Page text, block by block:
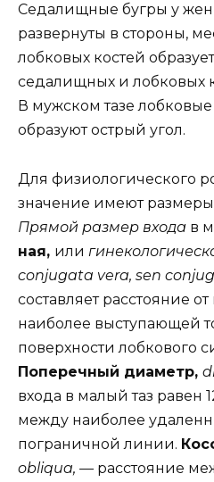
Седалищные бугры у
развернуты в стороны,
лобковых костей
седалищных и лобковых
В мужском тазе
образуют острый угол.
Для физиологического
значение имеют размеры
Прямой размер входа в
ная, или
conjugata vera, sen
составляет расстояние
наиболее выступающей
поверхности лобкового
Поперечный диаметр,
входа в малый таз равен
между наиболее
пограничной линии.
obliqua, — расстояние